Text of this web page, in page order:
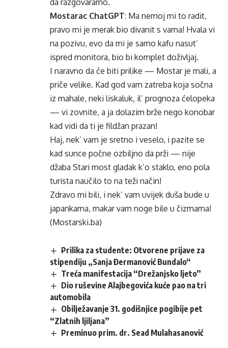
da razgovaramo.
Mostarac ChatGPT: Ma nemoj mi to radit,
pravo mi je merak bio divanit s vama! Hvala vi
na pozivu, evo da mi je samo kafu nasut’
ispred monitora, bio bi komplet doživljaj.
I naravno da će biti prilike — Mostar je mali, a
priče velike. Kad god vam zatreba koja sočna
iz mahale, neki liskaluk, il’ prognoza ćelopeka
— vi zovnite, a ja dolazim brže nego konobar
kad vidi da ti je fildžan prazan!
Haj, nek’ vam je sretno i veselo, i pazite se
kad sunce počne ozbiljno da prži — nije
džaba Stari most gladak k’o staklo, eno pola
turista naučilo to na teži način!
Zdravo mi bili, i nek’ vam uvijek duša bude u
japankama, makar vam noge bile u čizmama!
(Mostarski.ba)
Prilika za studente: Otvorene prijave za
stipendiju „Sanja Đermanović Bundalo“
Treća manifestacija “Drežanjsko ljeto”
Dio ruševine Alajbegovića kuće pao na tri
automobila
Obilježavanje 31. godišnjice pogibije pet
“Zlatnih ljiljana”
Preminuo prim. dr. Sead Mulahasanović